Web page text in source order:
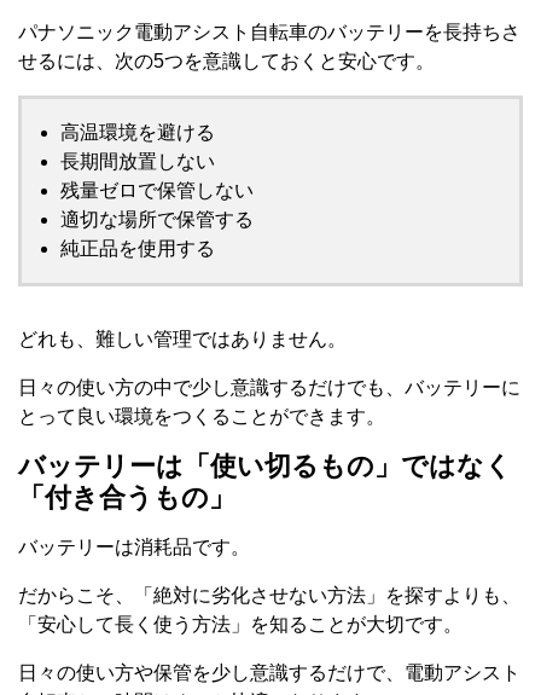
パナソニック電動アシスト自転車のバッテリーを長持ちさ
せるには、次の5つを意識しておくと安心です。
高温環境を避ける
長期間放置しない
残量ゼロで保管しない
適切な場所で保管する
純正品を使用する
どれも、難しい管理ではありません。
日々の使い方の中で少し意識するだけでも、バッテリーに
とって良い環境をつくることができます。
バッテリーは「使い切るもの」ではなく
「付き合うもの」
バッテリーは消耗品です。
だからこそ、「絶対に劣化させない方法」を探すよりも、
「安心して長く使う方法」を知ることが大切です。
日々の使い方や保管を少し意識するだけで、電動アシスト